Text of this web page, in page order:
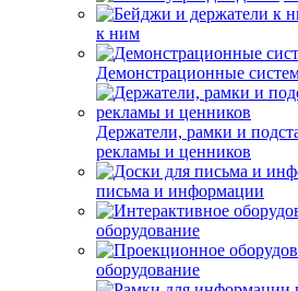
к ним
Демонстрационные
Держатели, рамки и
рекламы и ценников
письма и информации
оборудование
оборудование